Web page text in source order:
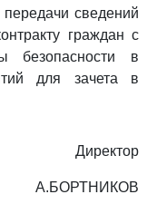
передачи сведений
граждан с
безопасности в
для зачета в
Директор
А.БОРТНИКОВ